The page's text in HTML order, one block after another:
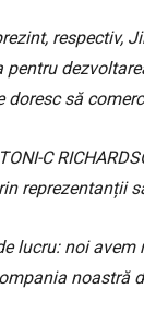
respectiv,
să
C
reprezentanții
lucru: noi
noastră